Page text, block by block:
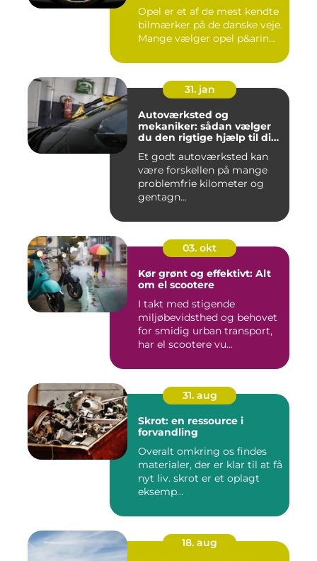
Opel er et af de mest kendte
bilmærker på de danske veje.
Mange vælger opel p&arin...
31. jan
Autoværksted og
mekaniker: sådan vælger
du den rigtige hjælp til din
Et godt autoværksted kan
være forskellen på mange
problemfrie kilometer og
gentagn...
03. okt
Kør grønt og effektivt: Alt
om el scootere
I takt med stigende
miljøbevidsthed og behovet
for smidig urban transport,
har el scootere vu...
31. aug
Skrot: en ressource i
forvandling
Overalt omkring os findes
materialer, der er klar til at få
nyt liv. skrot er et oplagt
eksemp...
18. aug